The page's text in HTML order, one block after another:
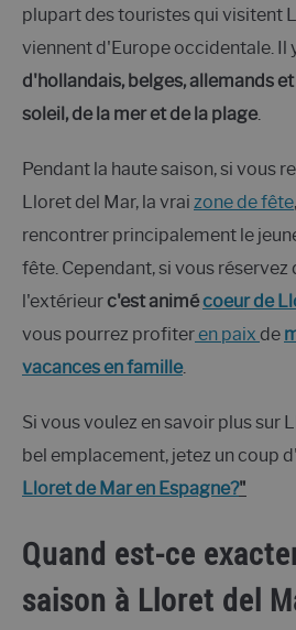
plupart des touristes qui visitent
viennent d'Europe occidentale. Il
d'hollandais, belges, allemands
soleil, de la mer et de la plage.
Pendant la haute saison, si vous
Lloret del Mar, la vrai zone de fête
rencontrer principalement le
fête. Cependant, si vous réservez
l'extérieurc'est animécoeur de
vous pourrez profiteren paix de
vacances en famille.
Si vous voulez en savoir plus sur
bel emplacement, jetez un coup
Lloret de Mar en Espagne?"
Quand est-ce
saison à Lloret del